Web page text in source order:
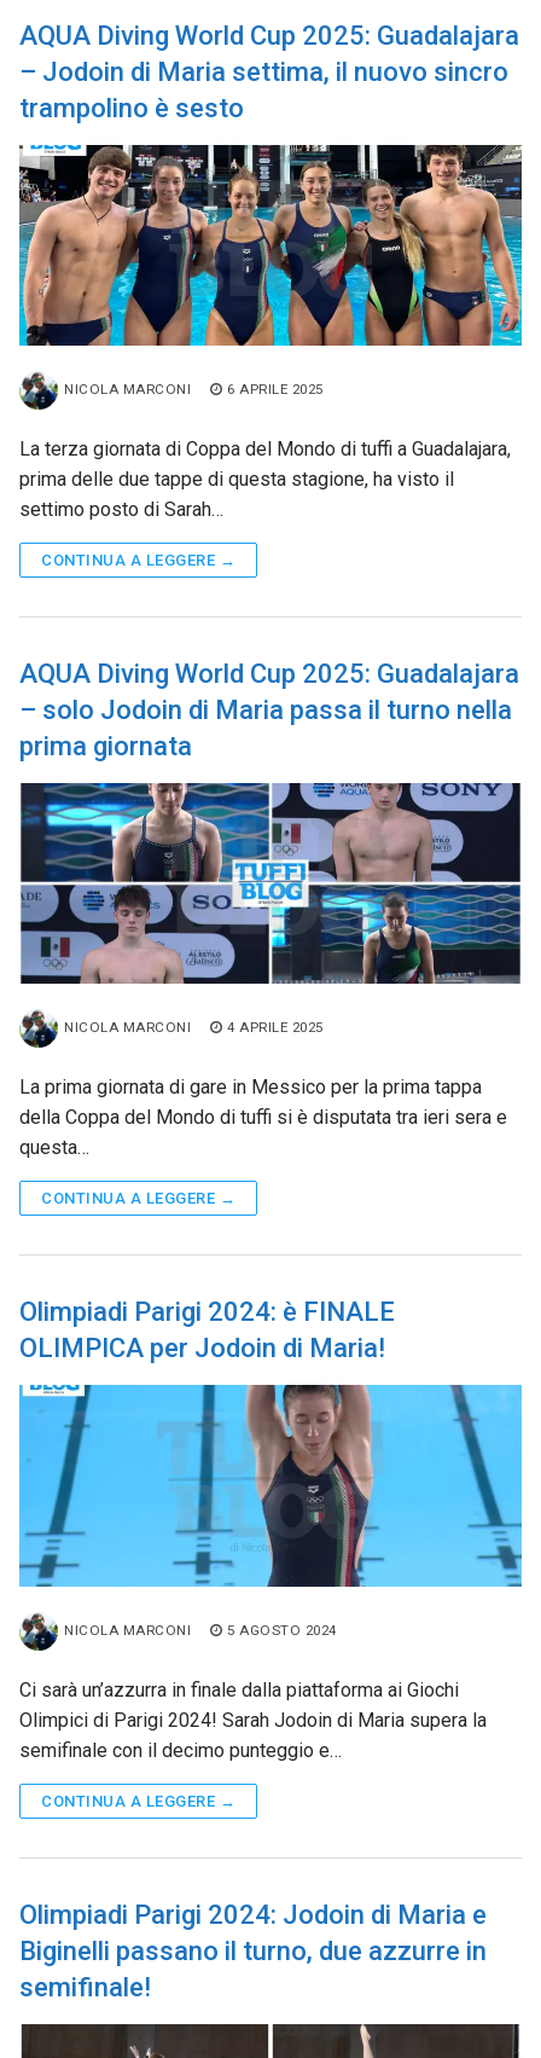
AQUA Diving World Cup 2025: Guadalajara
– Jodoin di Maria settima, il nuovo sincro
trampolino è sesto
NICOLA MARCONI 6 APRILE 2025
La terza giornata di Coppa del Mondo di tuffi a Guadalajara,
prima delle due tappe di questa stagione, ha visto il
settimo posto di Sarah…
CONTINUA A LEGGERE →
AQUA Diving World Cup 2025: Guadalajara
– solo Jodoin di Maria passa il turno nella
prima giornata
NICOLA MARCONI 4 APRILE 2025
La prima giornata di gare in Messico per la prima tappa
della Coppa del Mondo di tuffi si è disputata tra ieri sera e
questa…
CONTINUA A LEGGERE →
Olimpiadi Parigi 2024: è FINALE
OLIMPICA per Jodoin di Maria!
NICOLA MARCONI 5 AGOSTO 2024
Ci sarà un’azzurra in finale dalla piattaforma ai Giochi
Olimpici di Parigi 2024! Sarah Jodoin di Maria supera la
semifinale con il decimo punteggio e…
CONTINUA A LEGGERE →
Olimpiadi Parigi 2024: Jodoin di Maria e
Biginelli passano il turno, due azzurre in
semifinale!